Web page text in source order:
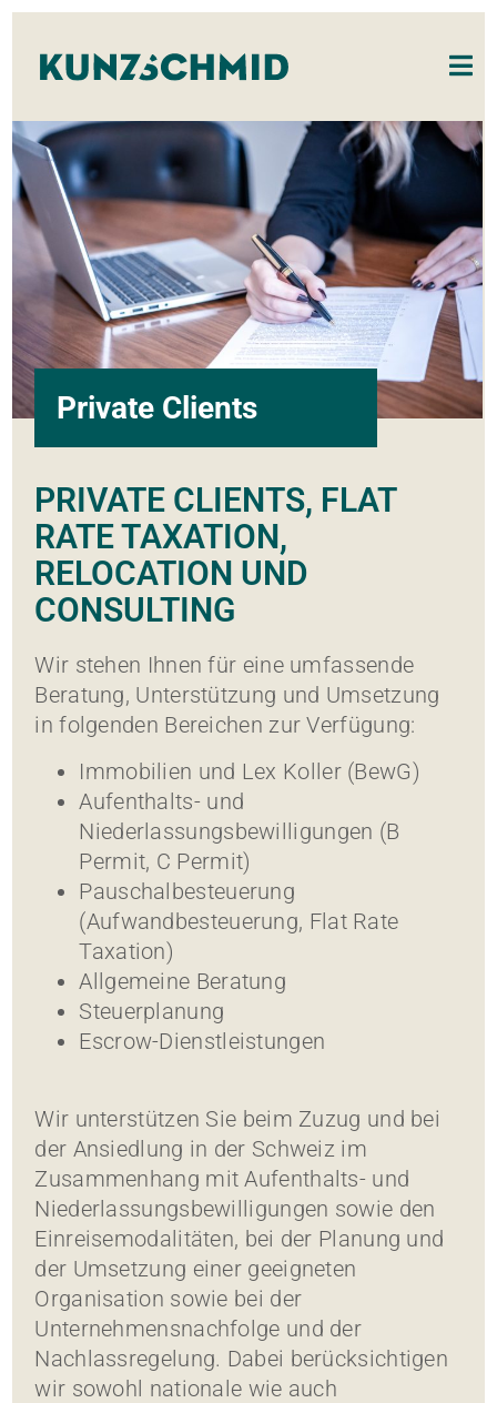
Private Clients
PRIVATE CLIENTS, FLAT
RATE TAXATION,
RELOCATION UND
CONSULTING
Wir stehen Ihnen für eine umfassende
Beratung, Unterstützung und Umsetzung
in folgenden Bereichen zur Verfügung:
Immobilien und Lex Koller (BewG)
Aufenthalts- und
Niederlassungsbewilligungen (B
Permit, C Permit)
Pauschalbesteuerung
(Aufwandbesteuerung, Flat Rate
Taxation)
Allgemeine Beratung
Steuerplanung
Escrow-Dienstleistungen
Wir unterstützen Sie beim Zuzug und bei
der Ansiedlung in der Schweiz im
Zusammenhang mit Aufenthalts- und
Niederlassungsbewilligungen sowie den
Einreisemodalitäten, bei der Planung und
der Umsetzung einer geeigneten
Organisation sowie bei der
Unternehmensnachfolge und der
Nachlassregelung. Dabei berücksichtigen
wir sowohl nationale wie auch